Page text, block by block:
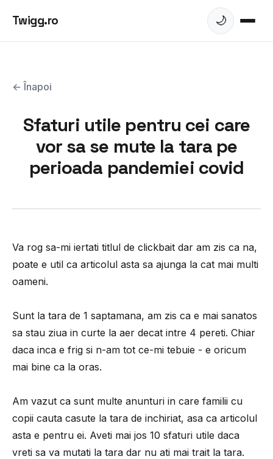
Twigg.ro 🌙
← Înapoi
Sfaturi utile pentru cei care
vor sa se mute la tara pe
perioada pandemiei covid
Va rog sa-mi iertati titlul de clickbait dar am zis ca na,
poate e util ca articolul asta sa ajunga la cat mai multi
oameni.
Sunt la tara de 1 saptamana, am zis ca e mai sanatos
sa stau ziua in curte la aer decat intre 4 pereti. Chiar
daca inca e frig si n-am tot ce-mi tebuie - e oricum
mai bine ca la oras.
Am vazut ca sunt multe anunturi in care familii cu
copii cauta casute la tara de inchiriat, asa ca articolul
asta e pentru ei. Aveti mai jos 10 sfaturi utile daca
vreti sa va mutati la tara dar nu ati mai trait la tara.